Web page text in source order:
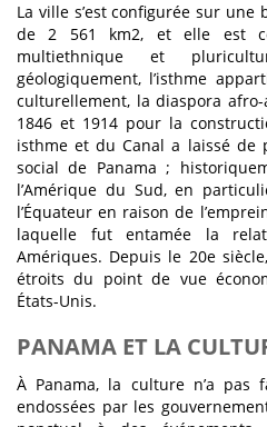
La ville s’est configurée sur
de 2 561 km2, et elle est
multiethnique et
géologiquement, l’isthme
culturellement, la diaspora
1846 et 1914 pour la
isthme et du Canal a laissé de
social de Panama ;
l’Amérique du Sud, en
l’Équateur en raison de
laquelle fut entamée la
Amériques. Depuis le 20e
étroits du point de vue
États-Unis.
PANAMA ET LA
À Panama, la culture n’a pas
endossées par les